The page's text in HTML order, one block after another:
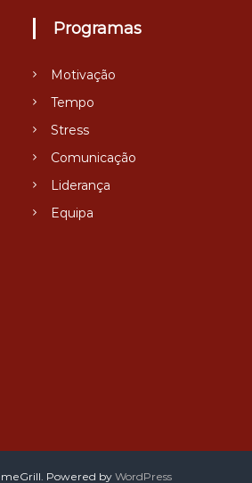
Programas
Motivação
Tempo
Stress
Comunicação
Liderança
Equipa
Powered by WordPress